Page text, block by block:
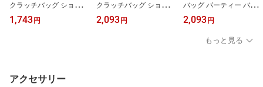
クラッチバッグ ショルダ
ーバッグ 光沢 サテンバ
ッグ 高見え マチあり パ
レガント 20代 30代 40代
dsb0006
1,743円
クラッチバッグ ショルダ
ーバッグ サテンバッグ
サテン ラメ マチあり パ
2,093円
バッグ パーティー バッ
グ ハンドバッグ 2way 結
婚式 お呼ばれ ビジュー
プリーツバッグ ショルダ
ーバッグ マチあり 手持
2,093円
もっと見る
アクセサリー